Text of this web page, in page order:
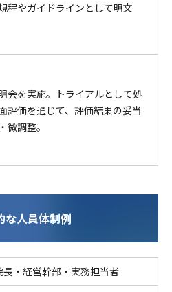
程やガイドラインとして明文
会を実施。トライアルとして処
評価を通じて、評価結果の妥当
微調整。
な人員体制例
長・経営幹部・実務担当者